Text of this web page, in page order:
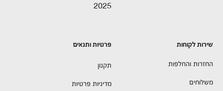
2025
שירות לקוחות
החזרות והחלפות
משלוחים
פרטיות ותנאים
תקנון
מדיניות פרטיות